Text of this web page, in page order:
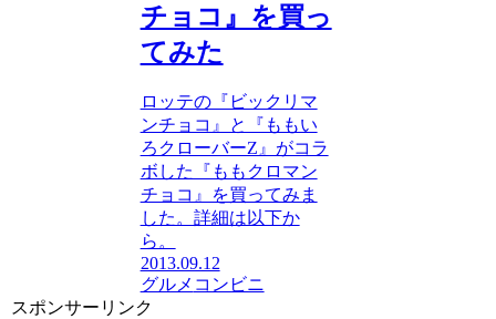
チョコ』を買っ
てみた
ロッテの『ビックリマ
ンチョコ』と『ももい
ろクローバーZ』がコラ
ボした『ももクロマン
チョコ』を買ってみま
した。詳細は以下か
ら。
2013.09.12
グルメ コンビニ
スポンサーリンク